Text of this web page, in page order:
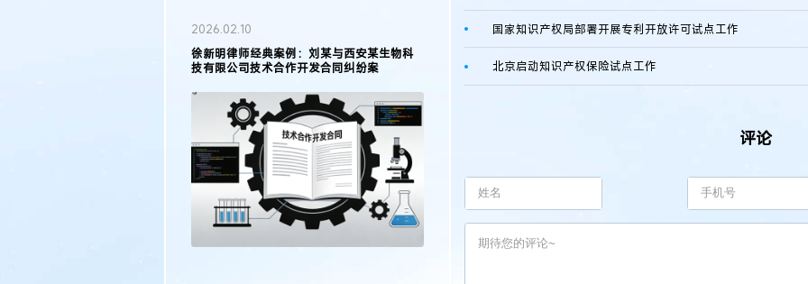
集成电路布图设计
传统文化 更多 >>
2026.05.11
徐新明律师接受《天津日报》采访：解读
2025年度天津市专利行政保护案例
2026.03.09
著名知识产权律师徐新明接受《中国经营
报》采访：技术革新下知识产权保护面临新
挑战与应对策略
2026.02.10
国家知识产权局部署开展专利开放许可试点工作
北京启动知识产权保险试点工作
评论